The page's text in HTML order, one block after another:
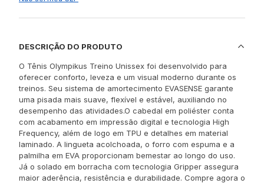
DESCRIÇÃO DO PRODUTO
O Tênis Olympikus Treino Unissex foi desenvolvido para
oferecer conforto, leveza e um visual moderno durante os
treinos. Seu sistema de amortecimento EVASENSE garante
uma pisada mais suave, flexível e estável, auxiliando no
desempenho das atividades.O cabedal em poliéster conta
com acabamento em impressão digital e tecnologia High
Frequency, além de logo em TPU e detalhes em material
laminado. A lingueta acolchoada, o forro com espuma e a
palmilha em EVA proporcionam bemestar ao longo do uso.
Já o solado em borracha com tecnologia Gripper assegura
maior aderência, resistência e durabilidade. Compre agora o